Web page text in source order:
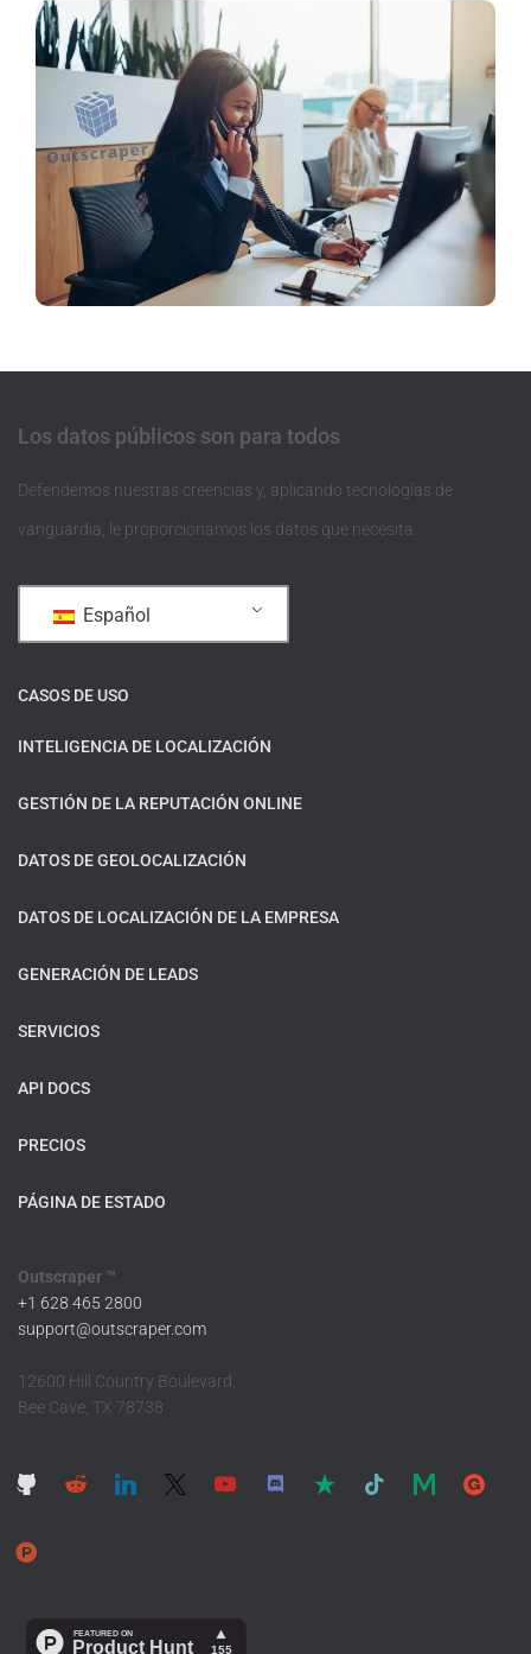
Los datos públicos son para todos
Defendemos nuestras creencias y, aplicando tecnologías de
vanguardia, le proporcionamos los datos que necesita.
Español
CASOS DE USO
INTELIGENCIA DE LOCALIZACIÓN
GESTIÓN DE LA REPUTACIÓN ONLINE
DATOS DE GEOLOCALIZACIÓN
DATOS DE LOCALIZACIÓN DE LA EMPRESA
GENERACIÓN DE LEADS
SERVICIOS
API DOCS
PRECIOS
PÁGINA DE ESTADO
Outscraper ™
+1 628 465 2800
support@outscraper.com
12600 Hill Country Boulevard,
Bee Cave, TX 78738